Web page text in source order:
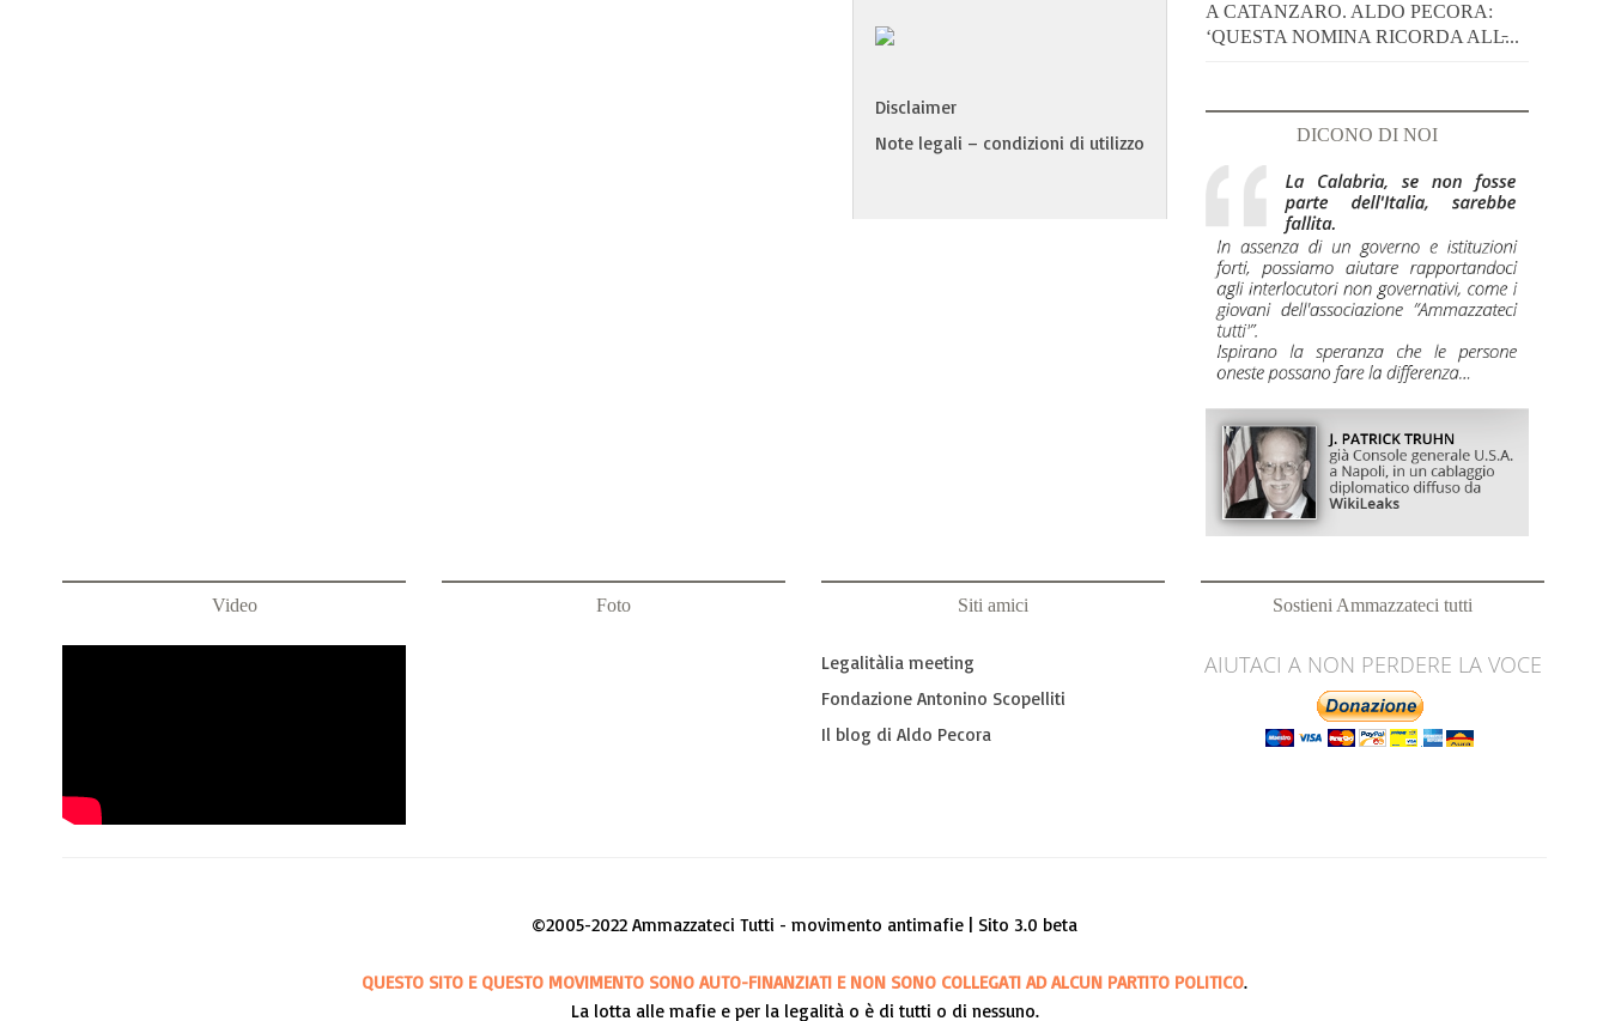
Disclaimer
Note legali – condizioni di utilizzo
A CATANZARO. ALDO PECORA:
‘QUESTA NOMINA RICORDA ALL̵...
DICONO DI NOI
Video Foto Siti amici
Legalitàlia meeting
Fondazione Antonino Scopelliti
Il blog di Aldo Pecora
Sostieni Ammazzateci tutti
AIUTACI A NON PERDERE LA VOCE
©2005-2022 Ammazzateci Tutti - movimento antimafie | Sito 3.0 beta
QUESTO SITO E QUESTO MOVIMENTO SONO AUTO-FINANZIATI E NON SONO COLLEGATI AD ALCUN PARTITO POLITICO.
La lotta alle mafie e per la legalità o è di tutti o di nessuno.